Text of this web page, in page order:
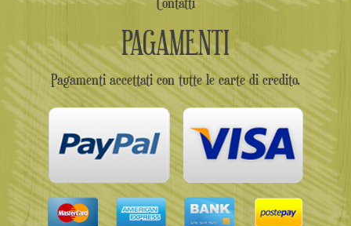
PAGAMENTI
Pagamenti accettati con tutte le carte di credito.